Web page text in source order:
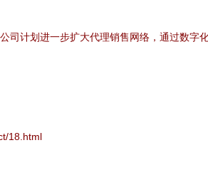
计划进一步扩大代理销售网络，通过数字
18.html